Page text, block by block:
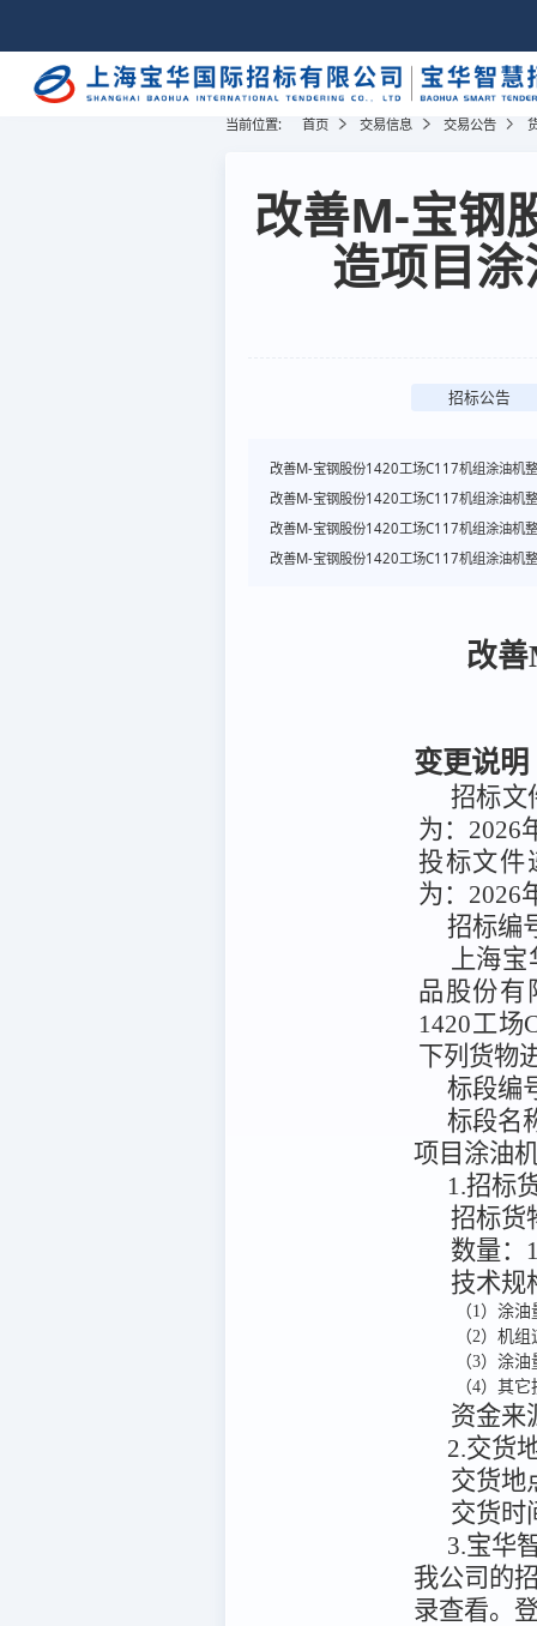
当前位置: 首页 交易信息 交易公告
改善M-宝钢
造项目
招标公告
改善M-宝钢股份1420工场C117机组涂油机
改善M-宝钢股份1420工场C117机组涂油机
改善M-宝钢股份1420工场C117机组涂油机
改善M-宝钢股份1420工场C117机组涂油机
改善
变更说明
招标文
为：2026
投标文件
为：2026
招标编
上海
品股份有
1420工场
下列货物
标段编
标段名
项目涂油
1.招标
招标货
数量：
技术规
（1）涂
（2）机
（3）涂
（4）其
资金来
2.交货
交货地
交货时
3.宝华
我公司的
录查看。